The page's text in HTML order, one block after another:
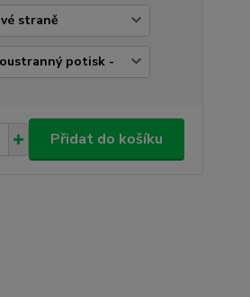
Přidat do košíku